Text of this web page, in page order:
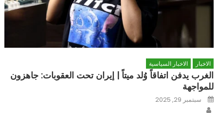
الاخبار الاخبار السياسية
الغرب يدفن اتفاقاً وُلد ميتاً | إيران تحت العقوبات: جاهزون
للمواجهة
Posted
onسبتمبر 29, 2025